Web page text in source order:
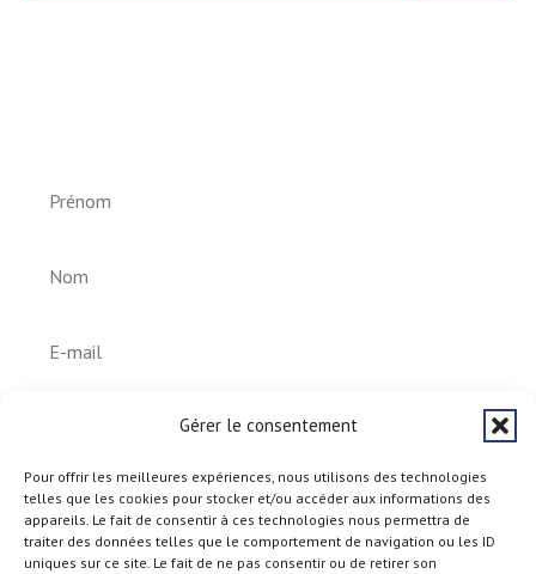
Gérer le consentement
Pour offrir les meilleures expériences, nous utilisons des technologies
telles que les cookies pour stocker et/ou accéder aux informations des
appareils. Le fait de consentir à ces technologies nous permettra de
traiter des données telles que le comportement de navigation ou les ID
uniques sur ce site. Le fait de ne pas consentir ou de retirer son
S'abonner